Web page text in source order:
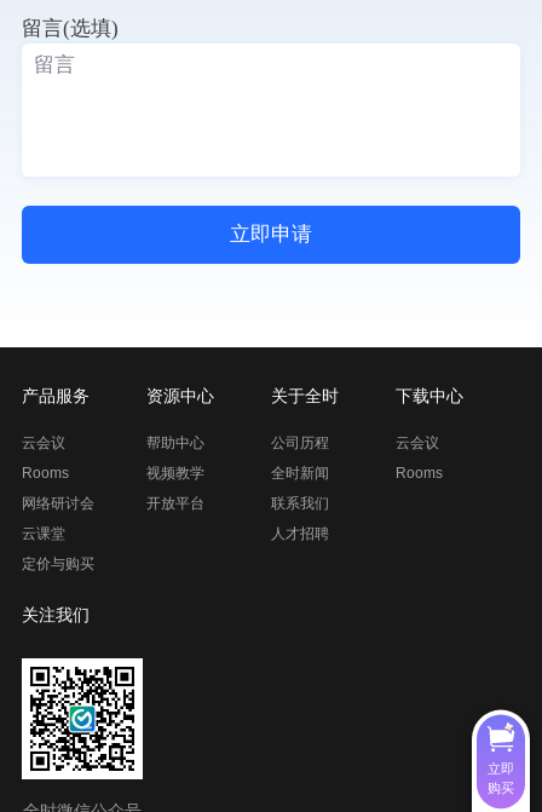
产品服务
云会议
Rooms
网络研讨会
云课堂
定价与购买
资源中心
帮助中心
视频教学
开放平台
关于全时
公司历程
全时新闻
联系我们
人才招聘
下载中心
云会议
Rooms
关注我们
立即
购买